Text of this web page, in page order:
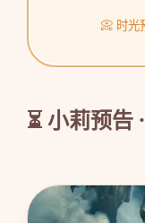
📀 时光
⏳ 小莉预告